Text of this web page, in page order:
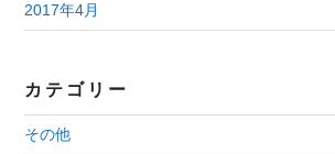
2017年4月
カテゴリー
その他